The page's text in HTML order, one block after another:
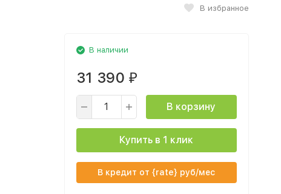
В избранное
В наличии
31 390 ₽
В корзину
Купить в 1 клик
В кредит от {rate} руб/мес